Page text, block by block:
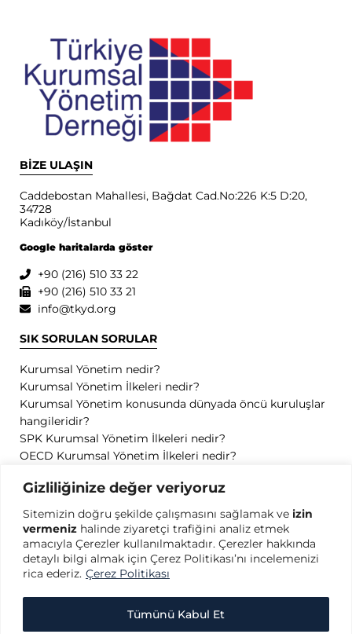
Gizliliğinize değer veriyoruz
Sitemizin doğru şekilde çalışmasını sağlamak ve izin
vermeniz halinde ziyaretçi trafiğini analiz etmek
amacıyla Çerezler kullanılmaktadır. Çerezler hakkında
detaylı bilgi almak için Çerez Politikası’nı incelemenizi
rica ederiz. Çerez Politikası
Tümünü Kabul Et
BİZE ULAŞIN
Caddebostan Mahallesi, Bağdat Cad.No:226 K:5 D:20,
34728
Kadıköy/İstanbul
Google haritalarda göster
+90 (216) 510 33 22
+90 (216) 510 33 21
info@tkyd.org
SIK SORULAN SORULAR
Kurumsal Yönetim nedir?
Kurumsal Yönetim İlkeleri nedir?
Kurumsal Yönetim konusunda dünyada öncü kuruluşlar
hangileridir?
SPK Kurumsal Yönetim İlkeleri nedir?
OECD Kurumsal Yönetim İlkeleri nedir?
GİZLİLİK
Gizlilik Politikası
Kullanım Koşulları
Kişisel Verilerin Korunması
Çerez Politikası